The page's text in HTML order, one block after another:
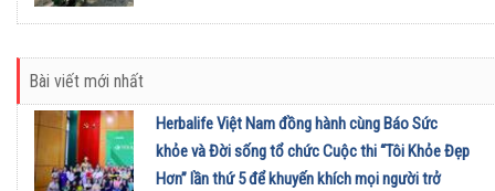
Bài viết mới nhất
Herbalife Việt Nam đồng hành cùng Báo Sức
khỏe và Đời sống tổ chức Cuộc thi “Tôi Khỏe Đẹp
Hơn” lần thứ 5 để khuyến khích mọi người trở